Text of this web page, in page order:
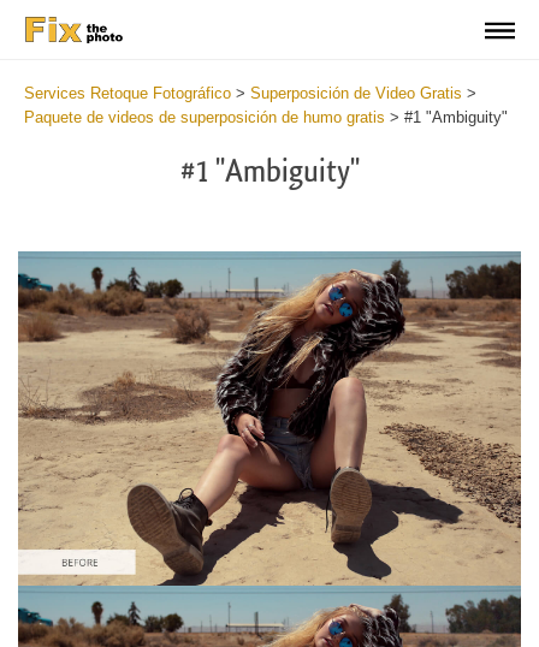
Services Retoque Fotográfico > Superposición de Video Gratis >
Paquete de videos de superposición de humo gratis > #1 "Ambiguity"
#1 "Ambiguity"